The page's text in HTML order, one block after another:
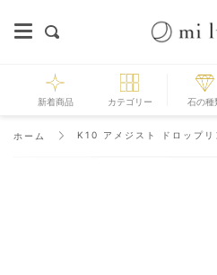
content探
新着商品 カテゴリー 石の種
ホーム K10 アメジスト ドロップリ